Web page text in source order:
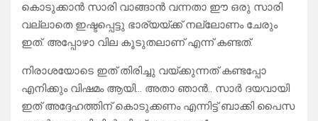
കൊടുക്കാൻ സാരി വാങ്ങാൻ വന്നതാ ഈ ഒരു സാരി
വല്ലാതെ ഇഷ്ടപ്പെട്ടു ഭാര്യയ്ക്ക് നല്ലോണം ചേരും
ഇത്. അപ്പോഴാ വില കൂടുതലാണ് എന്ന് കണ്ടത്.
നിരാശയോടെ ഇത് തിരിച്ചു വയ്ക്കുന്നത് കണ്ടപ്പോ
എനിക്കും വിഷമം ആയി… അതാ ഞാൻ.. സാർ ദയവായി
ഇത് അദ്ദേഹത്തിന് കൊടുക്കണം എന്നിട്ട് ബാക്കി പൈസ